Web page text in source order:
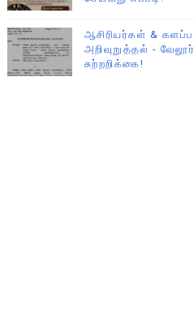
ஆசிரியர்கள் &
அறிவுறுத்தல் -
சுற்றறிக்கை!